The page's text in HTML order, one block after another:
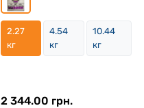
2.27
кг
4.54
кг
10.44
кг
2 344.00 грн.